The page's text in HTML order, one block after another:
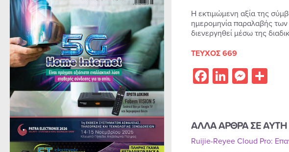
Η εκτιμώμενη αξία της
ημερομηνία παραλαβής
διενεργηθεί μέσω της
ΤΕΥΧΟΣ 669
Facebook
LinkedIn
ΑΛΛΑ ΑΡΘΡΑ ΣΕ ΑΥΤΗ
Ruijie-Reyee Cloud Pro: